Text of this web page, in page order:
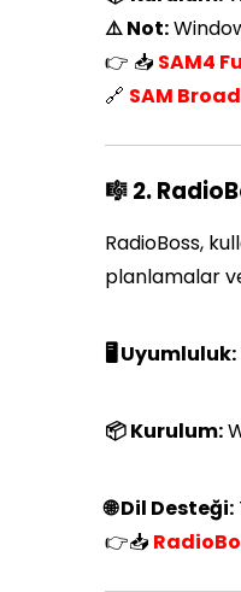
⚠️ Not:
👉 📥 SAM4
🔗 SAM
🎼 2.
RadioBoss,
planlamalar
🖥️ Uyumluluk:
📦 Kurulum:
🌐 Dil Desteği:
👉📥